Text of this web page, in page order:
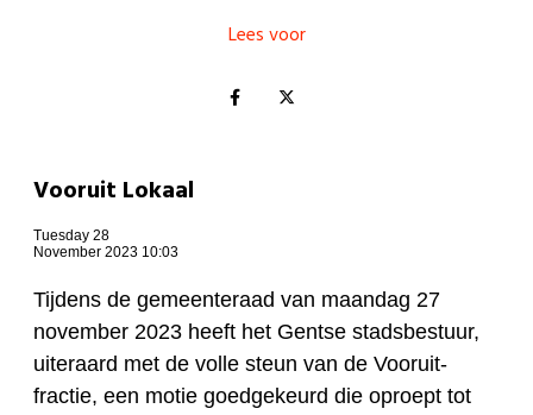
Kinderen en jongeren
Lees voor
Vooruit Lokaal
Tuesday 28
November 2023 10:03
Tijdens de gemeenteraad van maandag 27
november 2023 heeft het Gentse stadsbestuur,
uiteraard met de volle steun van de Vooruit-
fractie, een motie goedgekeurd die oproept tot